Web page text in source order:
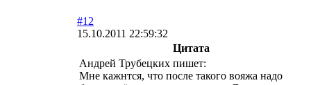
#12
15.10.2011 22:59:32
Цитата
Андрей Трубецких пишет:
Мне кажнтся, что после такого вояжа надо